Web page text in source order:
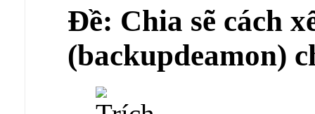
Ðề: Chia sẽ cách
(backupdeamon)